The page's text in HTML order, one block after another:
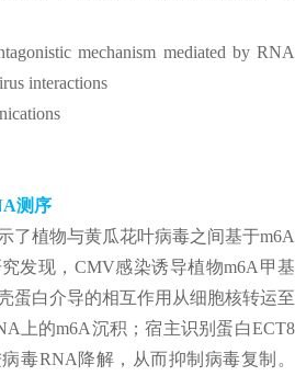
mechanism mediated by RNA
interactions
测序
了植物与黄瓜花叶病毒之间基于m6A
发现，CMV感染诱导植物m6A甲基
蛋白介导的相互作用从细胞核转运至
上的m6A沉积；宿主识别蛋白ECT8
毒RNA降解，从而抑制病毒复制。